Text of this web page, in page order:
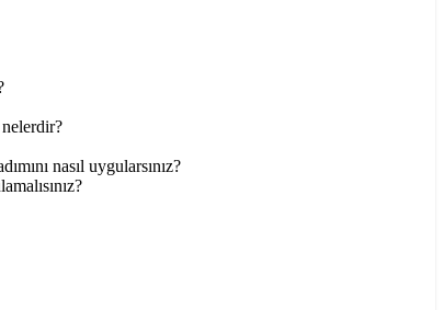
nasıl uygularsınız?